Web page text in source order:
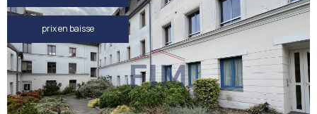
prix en baisse
VOIR LE
BIEN